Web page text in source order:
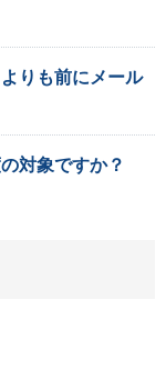
りも前にメール
対象ですか？